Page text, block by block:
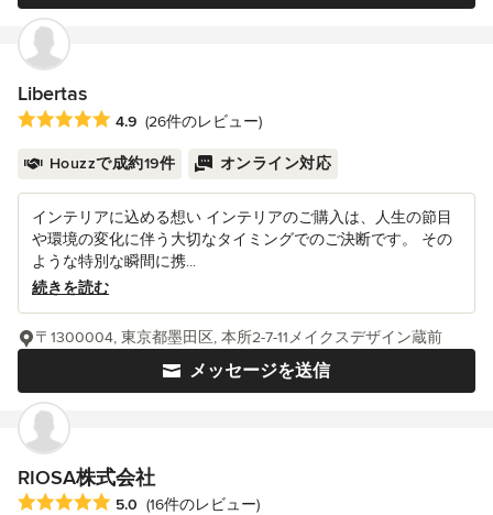
Libertas
平均評価：5つ星中 星4.9
4.9 (26件のレビュー)
Houzzで成約19件 オンライン対応
インテリアに込める想い インテリアのご購入は、人生の節目
や環境の変化に伴う大切なタイミングでのご決断です。 その
ような特別な瞬間に携...
続きを読む
メッセージを送信
〒1300004, 東京都墨田区, 本所2-7-11メイクスデザイン蔵前
RIOSA株式会社
平均評価：5つ星中 星5
5.0 (16件のレビュー)